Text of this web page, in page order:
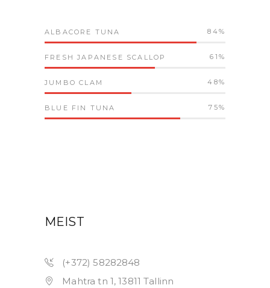
ALBACORE TUNA 84
FRESH JAPANESE SCALLOP 61
JUMBO CLAM 48
BLUE FIN TUNA 75
MEIST
(+372) 58282848
Mahtra tn 1, 13811 Tallinn